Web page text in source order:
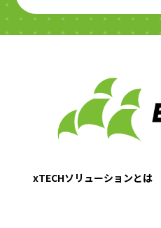
xTECHソリューションとは